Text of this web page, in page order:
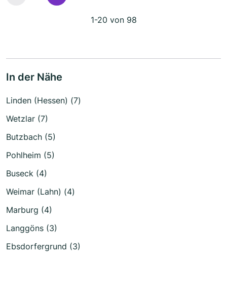
1-20 von 98
In der Nähe
Linden (Hessen) (7)
Wetzlar (7)
Butzbach (5)
Pohlheim (5)
Buseck (4)
Weimar (Lahn) (4)
Marburg (4)
Langgöns (3)
Ebsdorfergrund (3)